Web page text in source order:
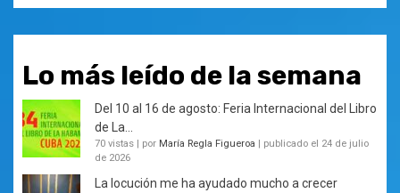
Lo más leído de la semana
Del 10 al 16 de agosto: Feria Internacional del Libro
de La...
70 vistas | por María Regla Figueroa | publicado el 24 de julio
de 2026
La locución me ha ayudado mucho a crecer